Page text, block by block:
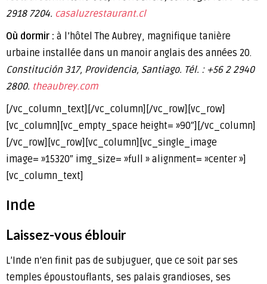
2918 7204. casaluzrestaurant.cl
Où dormir : à l’hôtel The Aubrey, magnifique tanière
urbaine installée dans un manoir anglais des années 20.
Constitución 317, Providencia, Santiago. Tél. : +56 2 2940
2800. theaubrey.com
[/vc_column_text][/vc_column][/vc_row][vc_row]
[vc_column][vc_empty_space height= »90″][/vc_column]
[/vc_row][vc_row][vc_column][vc_single_image
image= »15320″ img_size= »full » alignment= »center »]
[vc_column_text]
Inde
Laissez-vous éblouir
L’Inde n’en finit pas de subjuguer, que ce soit par ses
temples époustouflants, ses palais grandioses, ses